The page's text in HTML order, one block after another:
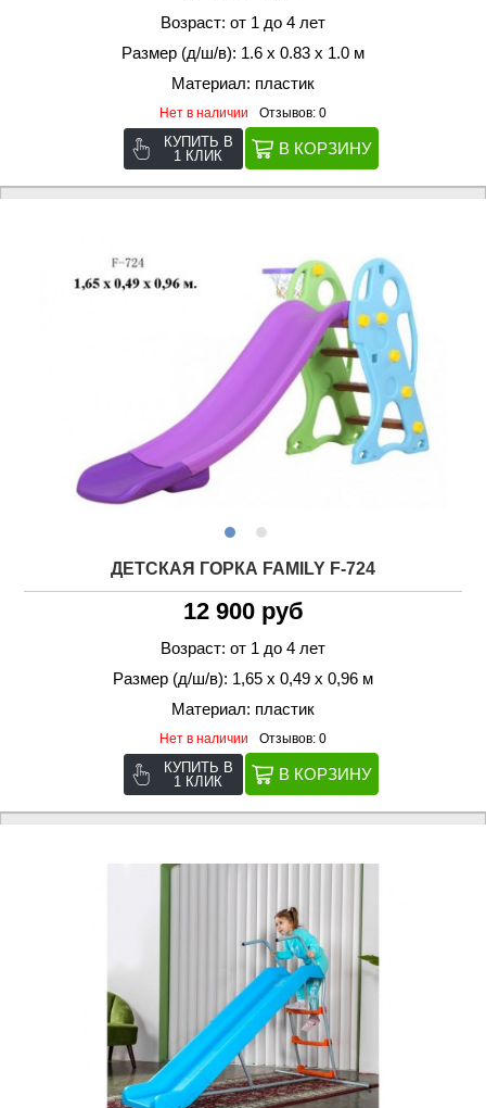
Возраст: от 1 до 4 лет
Размер (д/ш/в): 1.6 х 0.83 х 1.0 м
Материал: пластик
Нет в наличии Отзывов: 0
КУПИТЬ В
1 КЛИК
ДЕТСКАЯ ГОРКА FAMILY F-724
12 900 руб
Возраст: от 1 до 4 лет
Размер (д/ш/в): 1,65 х 0,49 х 0,96 м
Материал: пластик
Нет в наличии Отзывов: 0
КУПИТЬ В
1 КЛИК